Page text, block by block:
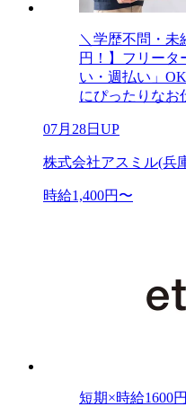
＼学歴不問・未
円！】フリータ
い・週払い」
にぴったりなお
07月28日UP
株式会社アスミル(兵
時給1,400円〜
短期×時給1600